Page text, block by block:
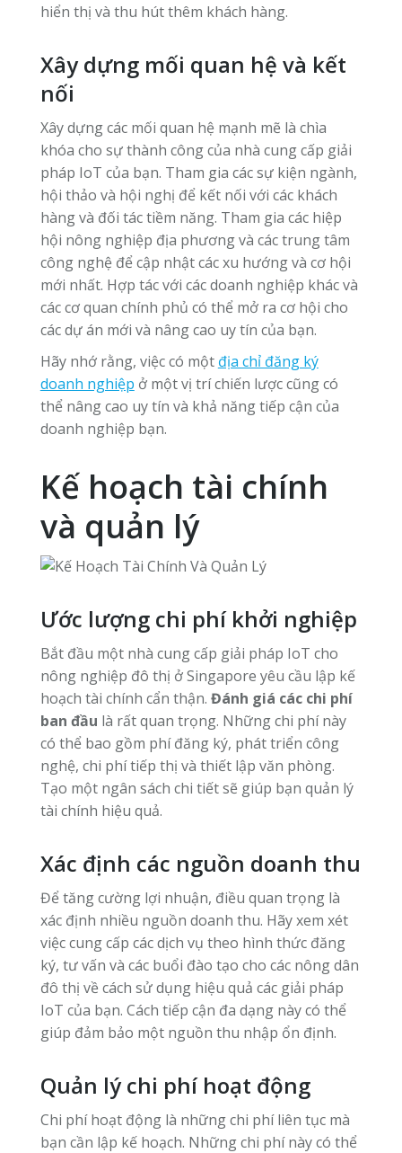
hiển thị và thu hút thêm khách hàng.
Xây dựng mối quan hệ và kết
nối
Xây dựng các mối quan hệ mạnh mẽ là chìa
khóa cho sự thành công của nhà cung cấp giải
pháp IoT của bạn. Tham gia các sự kiện ngành,
hội thảo và hội nghị để kết nối với các khách
hàng và đối tác tiềm năng. Tham gia các hiệp
hội nông nghiệp địa phương và các trung tâm
công nghệ để cập nhật các xu hướng và cơ hội
mới nhất. Hợp tác với các doanh nghiệp khác và
các cơ quan chính phủ có thể mở ra cơ hội cho
các dự án mới và nâng cao uy tín của bạn.
Hãy nhớ rằng, việc có một địa chỉ đăng ký
doanh nghiệp ở một vị trí chiến lược cũng có
thể nâng cao uy tín và khả năng tiếp cận của
doanh nghiệp bạn.
Kế hoạch tài chính
và quản lý
Ước lượng chi phí khởi nghiệp
Bắt đầu một nhà cung cấp giải pháp IoT cho
nông nghiệp đô thị ở Singapore yêu cầu lập kế
hoạch tài chính cẩn thận. Đánh giá các chi phí
ban đầu là rất quan trọng. Những chi phí này
có thể bao gồm phí đăng ký, phát triển công
nghệ, chi phí tiếp thị và thiết lập văn phòng.
Tạo một ngân sách chi tiết sẽ giúp bạn quản lý
tài chính hiệu quả.
Xác định các nguồn doanh thu
Để tăng cường lợi nhuận, điều quan trọng là
xác định nhiều nguồn doanh thu. Hãy xem xét
việc cung cấp các dịch vụ theo hình thức đăng
ký, tư vấn và các buổi đào tạo cho các nông dân
đô thị về cách sử dụng hiệu quả các giải pháp
IoT của bạn. Cách tiếp cận đa dạng này có thể
giúp đảm bảo một nguồn thu nhập ổn định.
Quản lý chi phí hoạt động
Chi phí hoạt động là những chi phí liên tục mà
bạn cần lập kế hoạch. Những chi phí này có thể